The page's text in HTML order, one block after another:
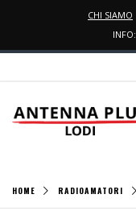
CHI SIAMO
INFO:
HOME RADIOAMATORI